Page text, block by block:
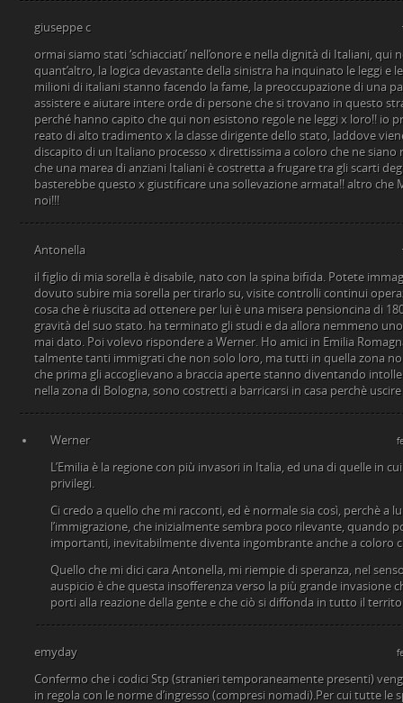
giuseppe c
ormai siamo stati ‘schiacciati’ nell’onore e nella dignità di Italiani, qui
quant’altro, la logica devastante della sinistra ha inquinato le leggi e
milioni di italiani stanno facendo la fame, la preoccupazione di una
assistere e aiutare intere orde di persone che si trovano in questo
perché hanno capito che qui non esistono regole ne leggi x loro!! io
reato di alto tradimento x la classe dirigente dello stato, laddove
discapito di un Italiano processo x direttissima a coloro che ne
che una marea di anziani Italiani è costretta a frugare tra gli scarti
basterebbe questo x giustificare una sollevazione armata!! altro che
noi!!!
Antonella
il figlio di mia sorella è disabile, nato con la spina bifida. Potete
dovuto subire mia sorella per tirarlo su, visite controlli continui
cosa che è riuscita ad ottenere per lui è una misera pensioncina di
gravità del suo stato. ha terminato gli studi e da allora nemmeno
mai dato. Poi volevo rispondere a Werner. Ho amici in Emilia
talmente tanti immigrati che non solo loro, ma tutti in quella zona
che prima gli accoglievano a braccia aperte stanno diventando
nella zona di Bologna, sono costretti a barricarsi in casa perchè
Werner
L’Emilia è la regione con più invasori in Italia, ed una di quelle in
privilegi.
Ci credo a quello che mi racconti, ed è normale sia così, perchè a
l’immigrazione, che inizialmente sembra poco rilevante, quando
importanti, inevitabilmente diventa ingombrante anche a coloro
Quello che mi dici cara Antonella, mi riempie di speranza, nel
auspicio è che questa insofferenza verso la più grande invasione
porti alla reazione della gente e che ciò si diffonda in tutto il
emyday
Confermo che i codici Stp (stranieri temporaneamente presenti)
in regola con le norme d’ingresso (compresi nomadi).Per cui tutte le